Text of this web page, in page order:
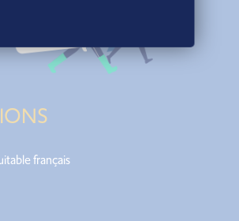
français